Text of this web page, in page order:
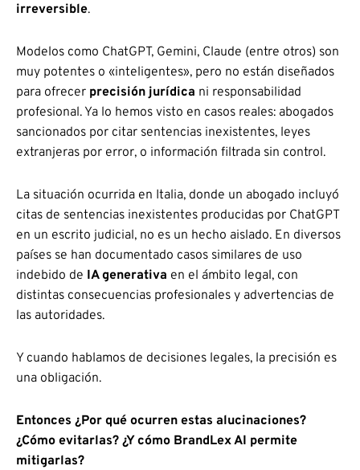
irreversible.
Modelos como ChatGPT, Gemini, Claude (entre otros) son
muy potentes o «inteligentes», pero no están diseñados
para ofrecer precisión jurídica ni responsabilidad
profesional. Ya lo hemos visto en casos reales: abogados
sancionados por citar sentencias inexistentes, leyes
extranjeras por error, o información filtrada sin control.
La situación ocurrida en Italia, donde un abogado incluyó
citas de sentencias inexistentes producidas por ChatGPT
en un escrito judicial, no es un hecho aislado. En diversos
países se han documentado casos similares de uso
indebido de IA generativa en el ámbito legal, con
distintas consecuencias profesionales y advertencias de
las autoridades.
Y cuando hablamos de decisiones legales, la precisión es
una obligación.
Entonces ¿Por qué ocurren estas alucinaciones?
¿Cómo evitarlas? ¿Y cómo BrandLex AI permite
mitigarlas?